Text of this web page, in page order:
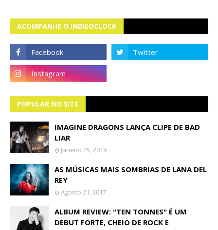
ACOMPANHE O INDIEOCLOCK
POPULAR NO SITE
IMAGINE DRAGONS LANÇA CLIPE DE BAD
LIAR
Janeiro 25, 2019
AS MÚSICAS MAIS SOMBRIAS DE LANA DEL
REY
Agosto 21, 2017
ALBUM REVIEW: "TEN TONNES" É UM
DEBUT FORTE, CHEIO DE ROCK E